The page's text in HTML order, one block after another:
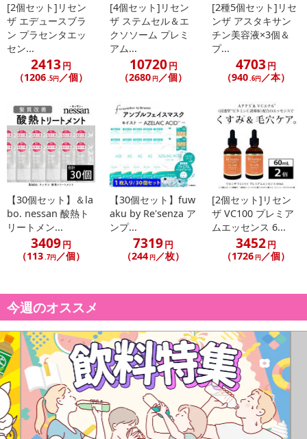
[2個セット]リセン
ザ エデュースブラ
ン プラセンタエッ
セン...
2413円
（1206.5円／個）
[4個セット]リセン
ザ ステムセル＆エ
クソソーム プレミ
アム...
10720円
（2680 円／個）
[2種5個セット]リセ
ンザ アスタキサン
チン美容液×3個＆
プ...
4703円
（940.6円／本）
【30個セット】＆la
bo. nessan 酸熱ト
リートメン...
3409円
（113.7円／個）
【30個セット】fuw
aku by Re'senza ア
ンプ...
7319円
（244 円 ／枚）
[2個セット]リセン
ザ VC100 プレミア
ムエッセンス 6...
3452円
（1726 円 ／個）
今週のオススメ